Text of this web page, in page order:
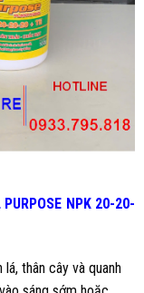
NPK 20-20-
thân cây và quanh